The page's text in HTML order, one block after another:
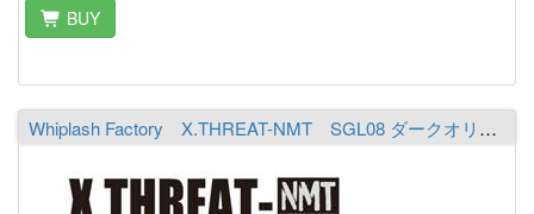
BUY
Whiplash Factory X.THREAT-NMT SGL08 ダークオリーブ